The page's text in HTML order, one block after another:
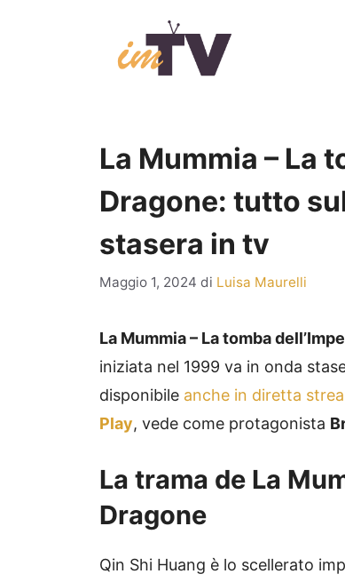
La Mummia – La
Dragone: tutto
stasera in tv
Maggio 1, 2024 di Luisa Maurelli
La Mummia – La tomba
iniziata nel 1999 va in onda
disponibile anche in diretta
Play, vede come protagonista
La trama de La
Dragone
Qin Shi Huang è lo scellerato